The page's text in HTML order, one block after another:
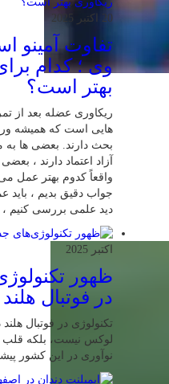
20 اکتبر 2025
تفاوت آمینو
وی ؛ کدام
بهتر است؟
ریکاوری عضله بعد از
هایی‌ است که همیشه
بحث دارند. بعضی‌ ها به
آزاد اعتماد دارند ،
واقعاً کدوم بهتر عمل
جواب دقیق بدیم ، باید
دید علمی بررسی کنیم ،
اکتبر 2025
ظهور
در فوتبال هلند
تکنولوژی در فوتبال
لوکس نیست، بلکه قلب
نوآوری در این کشور